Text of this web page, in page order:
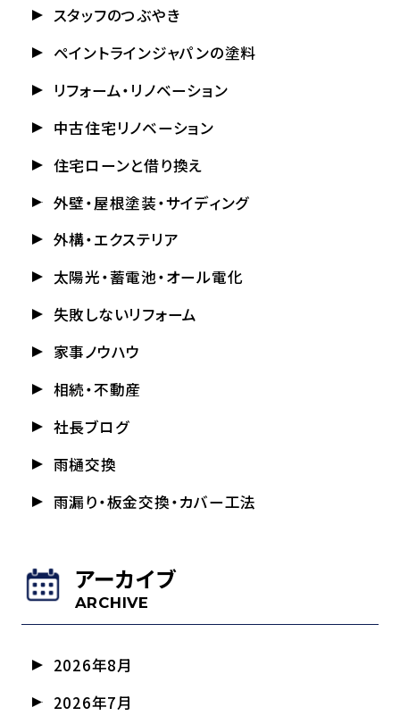
スタッフのつぶやき
ペイントラインジャパンの塗料
リフォーム・リノベーション
中古住宅リノベーション
住宅ローンと借り換え
外壁・屋根塗装・サイディング
外構・エクステリア
太陽光・蓄電池・オール電化
失敗しないリフォーム
家事ノウハウ
相続・不動産
社長ブログ
雨樋交換
雨漏り・板金交換・カバー工法
アーカイブ
ARCHIVE
2026年8月
2026年7月